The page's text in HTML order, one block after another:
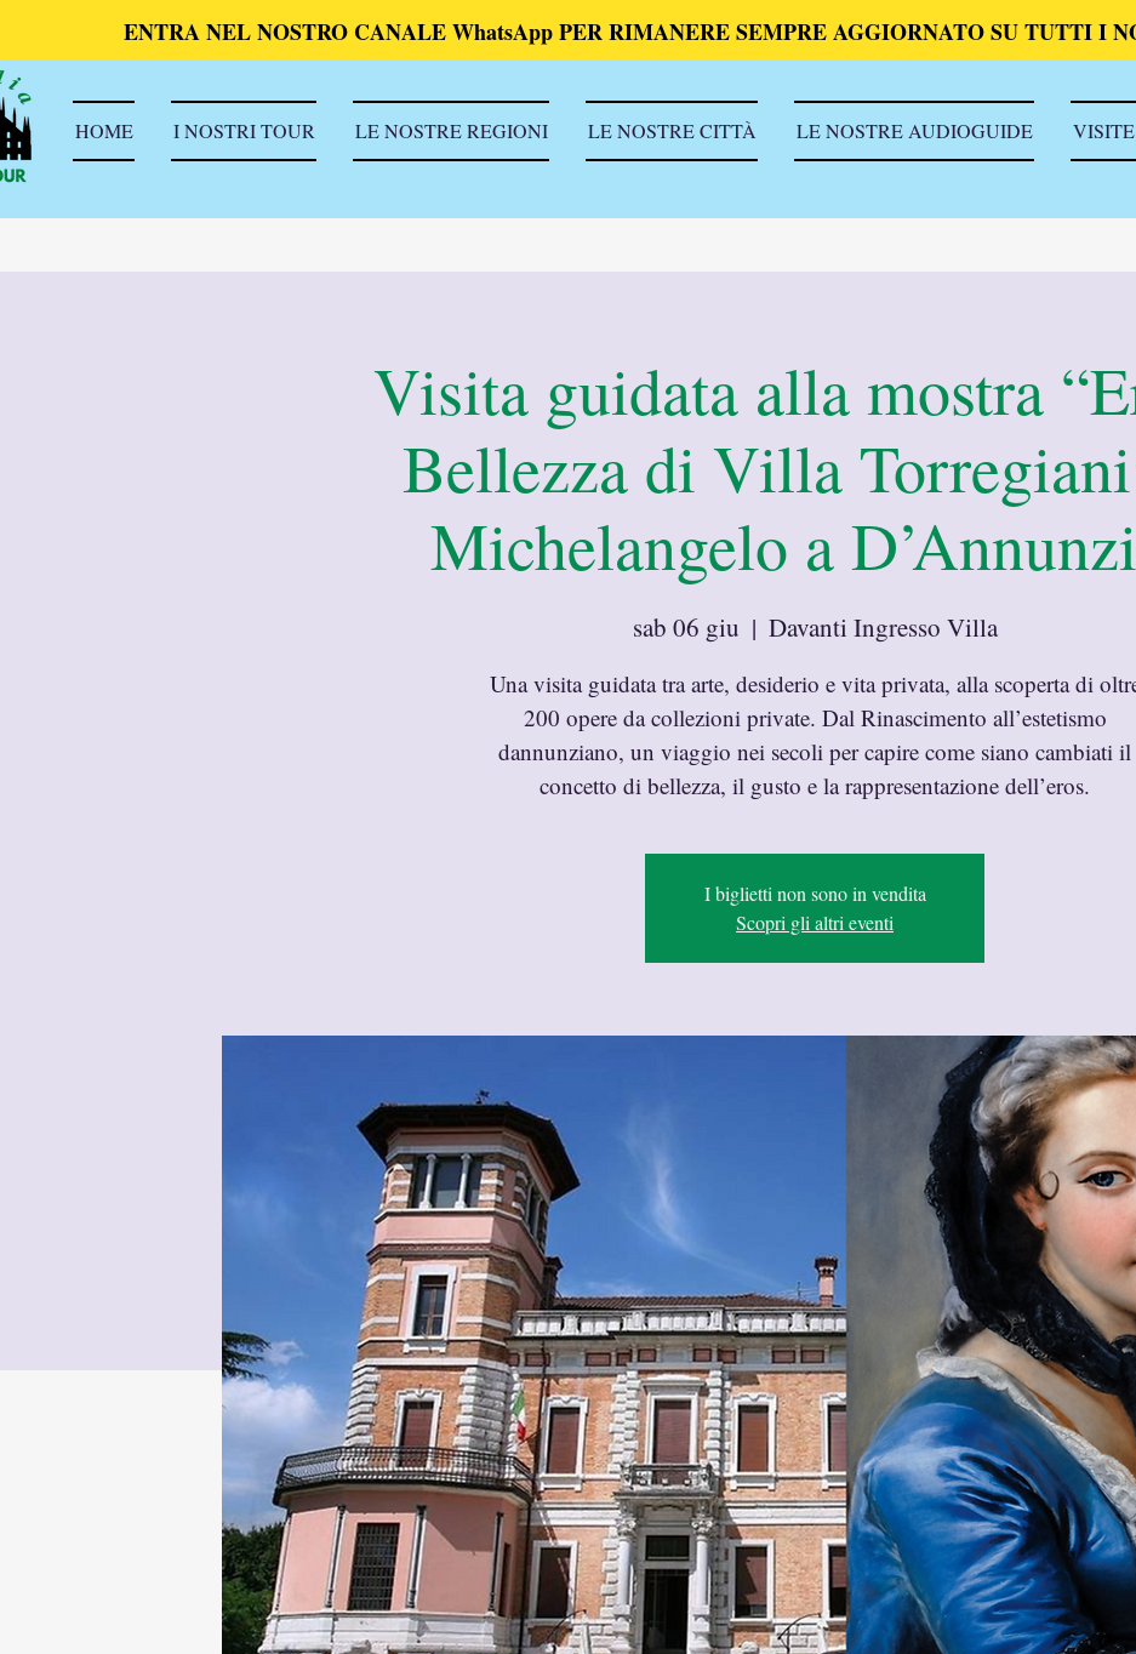
ENTRA NEL NOSTRO CANALE WhatsApp PER RIMANERE SEMPRE AGGIORNATO SU TUTTI I
HOME I NOSTRI TOUR LE NOSTRE REGIONI LE NOSTRE CITTÀ LE NOSTRE AUDIOGUIDE
Visita guidata alla mostra
Bellezza di Villa
Michelangelo a
sab 06 giu
  |
Davanti Ingresso Villa
Una visita guidata tra arte, desiderio e vita privata, alla scoperta di
200 opere da collezioni private. Dal Rinascimento all’estetismo
dannunziano, un viaggio nei secoli per capire come siano cambiati il
concetto di bellezza, il gusto e la rappresentazione dell’eros.
I biglietti non sono in vendita
Scopri gli altri eventi